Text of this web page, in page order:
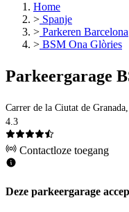
Home
> Spanje
> Parkeren Barcelona
> BSM Ona Glòries
Parkeergarage
Carrer de la Ciutat de
4.3
Contactloze toegang
Deze parkeergarage